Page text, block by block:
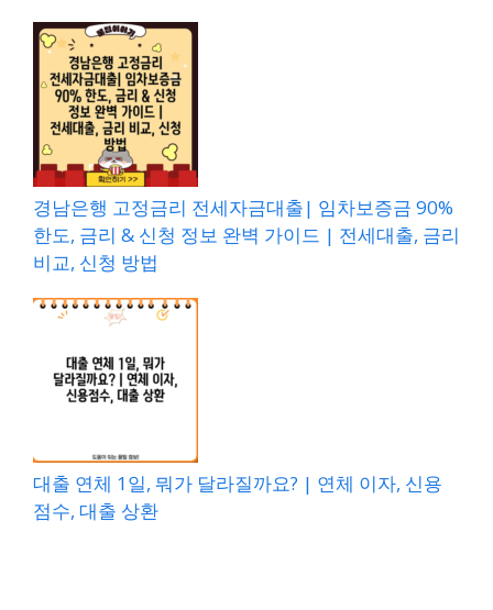
경남은행 고정금리 전세자금대출| 임차보증금 90%
한도, 금리 & 신청 정보 완벽 가이드 | 전세대출, 금리
비교, 신청 방법
대출 연체 1일, 뭐가 달라질까요? | 연체 이자, 신용
점수, 대출 상환